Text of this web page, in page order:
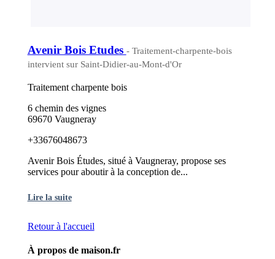
Avenir Bois Etudes - Traitement-charpente-bois
intervient sur Saint-Didier-au-Mont-d'Or
Traitement charpente bois
6 chemin des vignes
69670 Vaugneray
+33676048673
Avenir Bois Études, situé à Vaugneray, propose ses
services pour aboutir à la conception de...
Lire la suite
Retour à l'accueil
À propos de maison.fr